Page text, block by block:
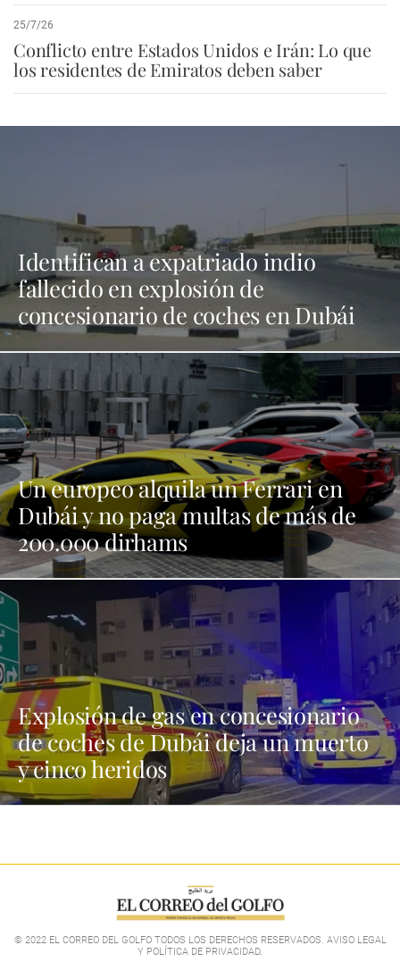
25/7/26
Conflicto entre Estados Unidos e Irán: Lo que
los residentes de Emiratos deben saber
Identifican a expatriado indio
fallecido en explosión de
concesionario de coches en Dubái
Un europeo alquila un Ferrari en
Dubái y no paga multas de más de
200.000 dirhams
Explosión de gas en concesionario
de coches de Dubái deja un muerto
y cinco heridos
© 2022 EL CORREO DEL GOLFO TODOS LOS DERECHOS RESERVADOS. AVISO LEGAL
Y POLÍTICA DE PRIVACIDAD.